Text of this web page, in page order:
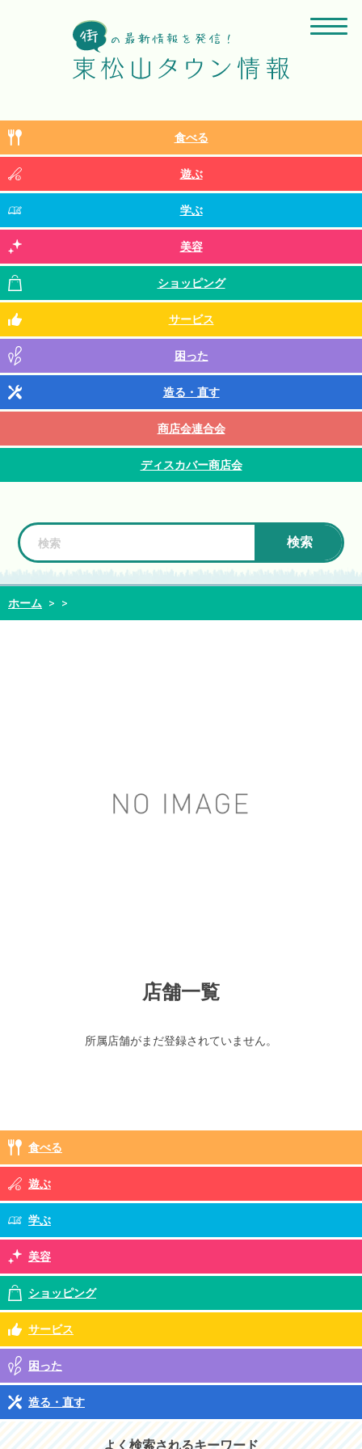
食べる
遊ぶ
学ぶ
美容
ショッピング
サービス
困った
造る・直す
商店会連合会
ディスカバー商店会
検索
ホーム > >
店舗一覧
所属店舗がまだ登録されていません。
食べる
遊ぶ
学ぶ
美容
ショッピング
サービス
困った
造る・直す
よく検索されるキーワード